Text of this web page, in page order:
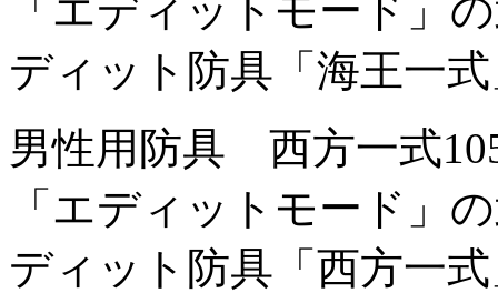
「エディットモード」
ディット防具「海王一
男性用防具 西方一式
「エディットモード」
ディット防具「西方一